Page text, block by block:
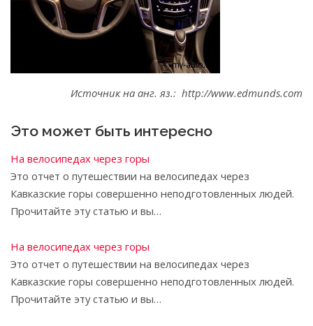
Источник на анг. яз.: http://www.edmunds.com
Это может быть интересно
На велосипедах через горы
Это отчет о путешествии на велосипедах через
Кавказские горы совершенно неподготовленных людей.
Прочитайте эту статью и вы…
На велосипедах через горы
Это отчет о путешествии на велосипедах через
Кавказские горы совершенно неподготовленных людей.
Прочитайте эту статью и вы…